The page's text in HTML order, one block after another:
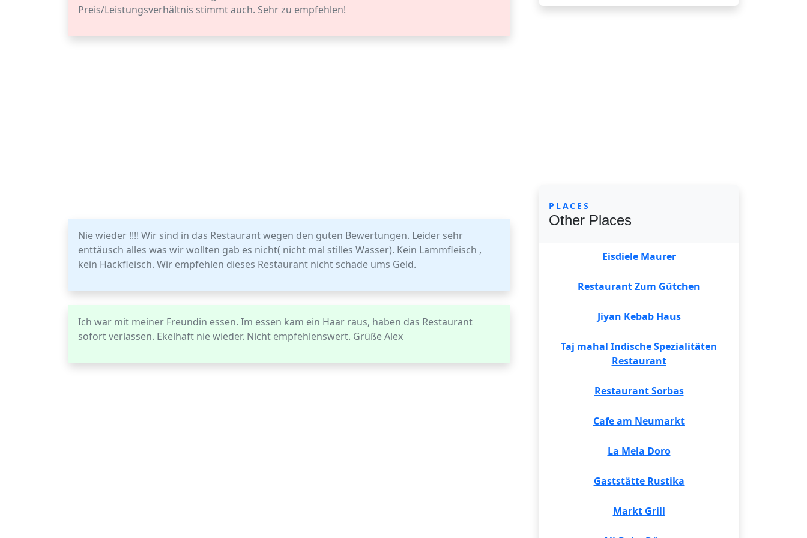
Preis/Leistungsverhältnis stimmt auch. Sehr zu empfehlen!
Nie wieder !!!! Wir sind in das Restaurant wegen den guten Bewertungen. Leider sehr
enttäusch alles was wir wollten gab es nicht( nicht mal stilles Wasser). Kein Lammfleisch ,
kein Hackfleisch. Wir empfehlen dieses Restaurant nicht schade ums Geld.
Ich war mit meiner Freundin essen. Im essen kam ein Haar raus, haben das Restaurant
sofort verlassen. Ekelhaft nie wieder. Nicht empfehlenswert. Grüße Alex
PLACES
Other Places
Eisdiele Maurer
Restaurant Zum Gütchen
Jiyan Kebab Haus
Taj mahal Indische Spezialitäten
Restaurant
Restaurant Sorbas
Cafe am Neumarkt
La Mela Doro
Gaststätte Rustika
Markt Grill